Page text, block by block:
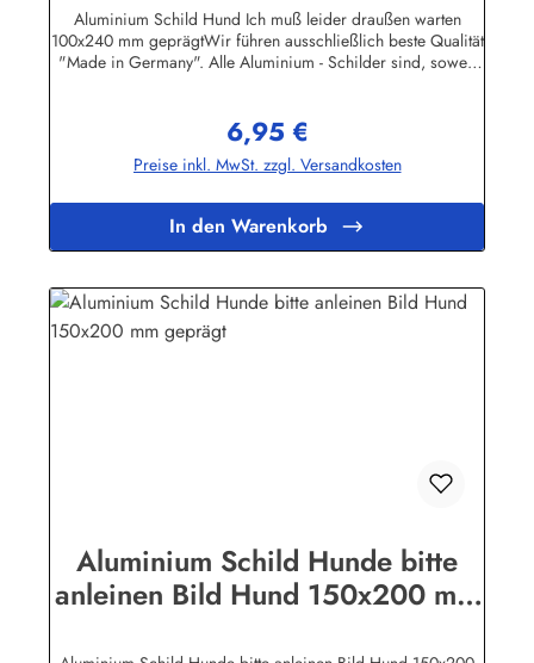
Aluminium Schild Hund Ich muß leider draußen warten
100x240 mm geprägtWir führen ausschließlich beste Qualität
"Made in Germany". Alle Aluminium - Schilder sind, soweit
Produktabbildungen sind feine, weisse waagerechte Linien zu
erkennen. Es handelt sich dabei nur um ein technisches
Problem bei den Bild-Dateien. Auf den Schildern selbst sind
vorhanden!Herstellerinformationen:Heinrich Klar Schilder-
und Etikettenfabrik GmbH & Co. KGNeuer Weg 12 –
1642111 Wuppertalinfo@schilder-klar.de
Regulärer Preis:
6,95 €
Preise inkl. MwSt. zzgl. Versandkosten
In den Warenkorb
Aluminium Schild Hunde bitte
anleinen Bild Hund 150x200 mm